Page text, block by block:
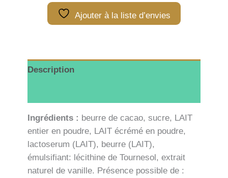
Ajouter à la liste d’envies
Description
Ingrédients : beurre de cacao, sucre, LAIT
entier en poudre, LAIT écrémé en poudre,
lactoserum (LAIT), beurre (LAIT),
émulsifiant: lécithine de Tournesol, extrait
naturel de vanille. Présence possible de :